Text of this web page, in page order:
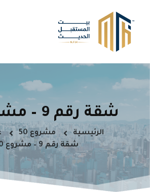
شقة رقم 9 – مشروع 50
الرئيسية مشروع 50
شقة رقم 9 – مشروع 50